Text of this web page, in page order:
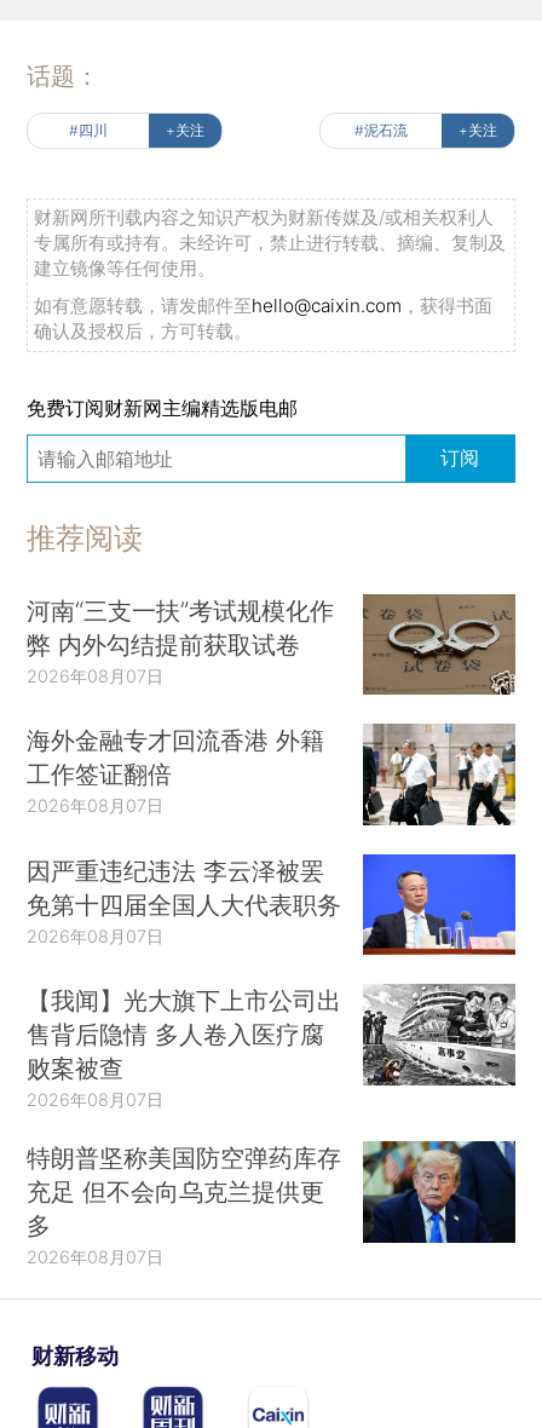
话题：
#四川 +关注 #泥石流 +关注
财新网所刊载内容之知识产权为财新传媒及/或相关权利人
专属所有或持有。未经许可，禁止进行转载、摘编、复制及
建立镜像等任何使用。
如有意愿转载，请发邮件至hello@caixin.com ，获得书面
确认及授权后，方可转载。
免费订阅财新网主编精选版电邮
订阅
推荐阅读
河南“三支一扶”考试规模化作
弊 内外勾结提前获取试卷
2026年08月07日
海外金融专才回流香港 外籍
工作签证翻倍
2026年08月07日
因严重违纪违法 李云泽被罢
免第十四届全国人大代表职务
2026年08月07日
【我闻】光大旗下上市公司出
售背后隐情 多人卷入医疗腐
败案被查
2026年08月07日
特朗普坚称美国防空弹药库存
充足 但不会向乌克兰提供更
多
2026年08月07日
财新移动